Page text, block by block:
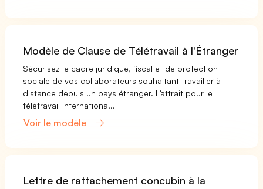
Modèle de Clause de Télétravail à l'Étranger
Sécurisez le cadre juridique, fiscal et de protection
sociale de vos collaborateurs souhaitant travailler à
distance depuis un pays étranger. L’attrait pour le
télétravail internationa...
Voir le modèle
Lettre de rattachement concubin à la